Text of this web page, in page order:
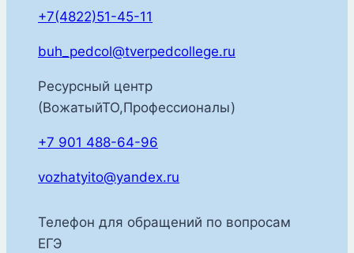
+7(4822)51-45-11
buh_pedcol@tverpedcollege.ru
Ресурсный центр
(ВожатыйТО,Профессионалы)
+7 901 488-64-96
vozhatyito@yandex.ru
Телефон для обращений по вопросам
ЕГЭ